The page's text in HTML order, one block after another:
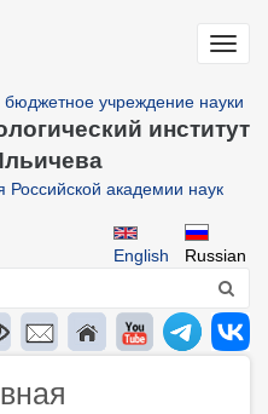
учреждение науки
институт
Российской академии наук
Russian
English